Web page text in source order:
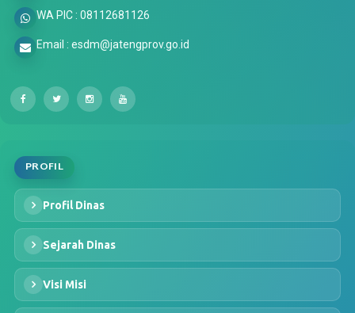
WA PIC : 08112681126
Email : esdm@jatengprov.go.id
PROFIL
Profil Dinas
Sejarah Dinas
Visi Misi